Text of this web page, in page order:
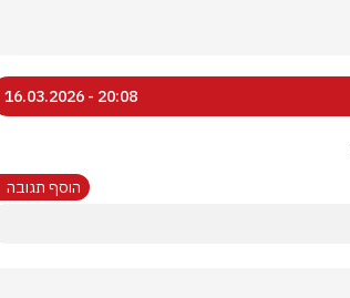
20:08 - 16.03.2026
הוסף תגובה